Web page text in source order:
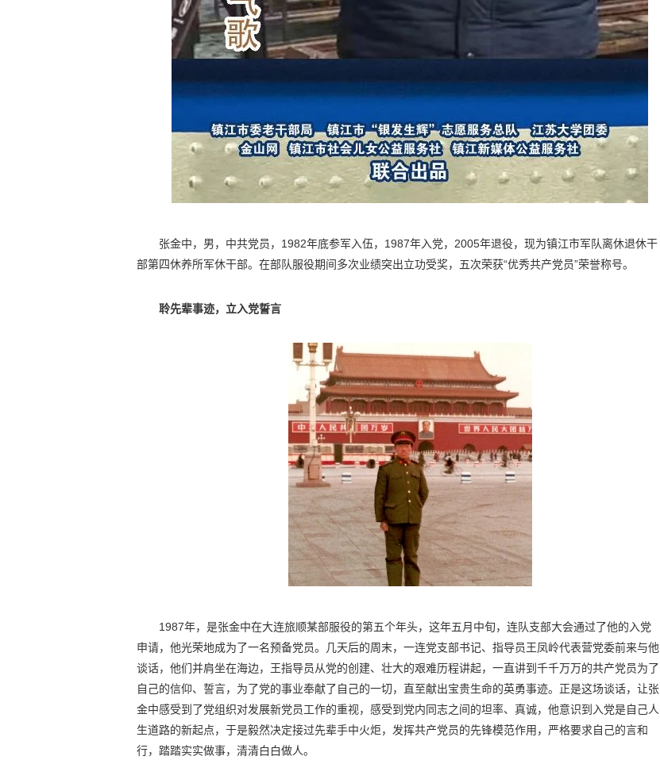
张金中，男，中共党员，1982年底参军入伍，1987年入党，2005年退役，现为镇江市军队离休退休干
部第四休养所军休干部。在部队服役期间多次业绩突出立功受奖，五次荣获“优秀共产党员”荣誉称号。
聆先辈事迹，立入党誓言
1987年，是张金中在大连旅顺某部服役的第五个年头，这年五月中旬，连队支部大会通过了他的入党
申请，他光荣地成为了一名预备党员。几天后的周末，一连党支部书记、指导员王凤岭代表营党委前来与他
谈话，他们并肩坐在海边，王指导员从党的创建、壮大的艰难历程讲起，一直讲到千千万万的共产党员为了
自己的信仰、誓言，为了党的事业奉献了自己的一切，直至献出宝贵生命的英勇事迹。正是这场谈话，让张
金中感受到了党组织对发展新党员工作的重视，感受到党内同志之间的坦率、真诚，他意识到入党是自己人
生道路的新起点，于是毅然决定接过先辈手中火炬，发挥共产党员的先锋模范作用，严格要求自己的言和
行，踏踏实实做事，清清白白做人。